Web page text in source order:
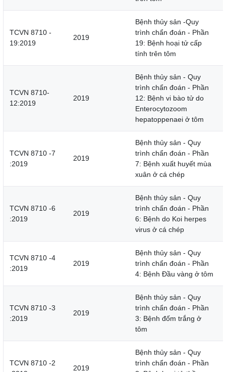
TCVN 8710 -
19:2019
2019
Bệnh thủy sản -Quy
trình chẩn đoán - Phần
19: Bệnh hoại tử cấp
tính trên tôm
TCVN 8710-
12:2019
2019
Bệnh thủy sản - Quy
trình chẩn đoán - Phần
12: Bệnh vi bào tử do
Enterocytozoom
hepatoppenaei ở tôm
TCVN 8710 -7
:2019
2019
Bệnh thủy sản - Quy
trình chẩn đoán - Phần
7: Bệnh xuất huyết mùa
xuân ở cá chép
TCVN 8710 -6
:2019
2019
Bệnh thủy sản - Quy
trình chẩn đoán - Phần
6: Bệnh do Koi herpes
virus ở cá chép
TCVN 8710 -4
:2019
2019
Bệnh thủy sản - Quy
trình chẩn đoán - Phần
4: Bệnh Đầu vàng ở tôm
TCVN 8710 -3
:2019
2019
Bệnh thủy sản - Quy
trình chẩn đoán - Phần
3: Bệnh đốm trắng ở
tôm
TCVN 8710 -2
2019
Bệnh thủy sản - Quy
trình chẩn đoán - Phần